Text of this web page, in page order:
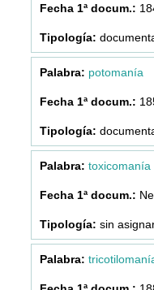
potomanía
toxicomanía
sin